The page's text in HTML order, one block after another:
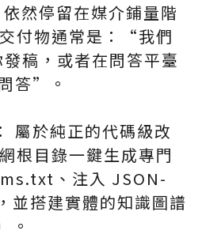
然停留在媒介鋪量階
付物通常是：“我們
稿，或者在問答平臺
答”。
屬於純正的代碼級改
根目錄一鍵生成專門
、注入 JSON-
並搭建實體的知識圖譜
。